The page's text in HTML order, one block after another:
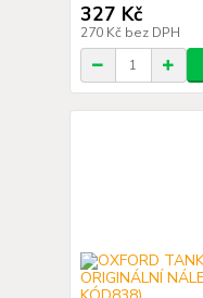
327 Kč
270 Kč bez DPH